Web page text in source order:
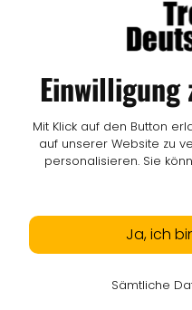
Einwilligung
Mit Klick auf den Button
auf unserer Website zu
personalisieren. Sie
Ja, ich
Sämtliche